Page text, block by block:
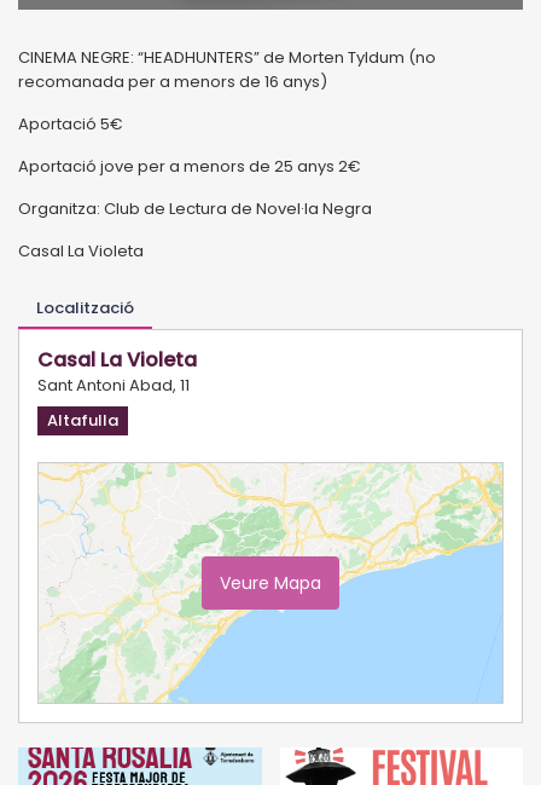
CINEMA NEGRE: “HEADHUNTERS” de Morten Tyldum (no
recomanada per a menors de 16 anys)
Aportació 5€
Aportació jove per a menors de 25 anys 2€
Organitza: Club de Lectura de Novel·la Negra
Casal La Violeta
Localització
Casal La Violeta
Sant Antoni Abad, 11
Altafulla
Veure Mapa